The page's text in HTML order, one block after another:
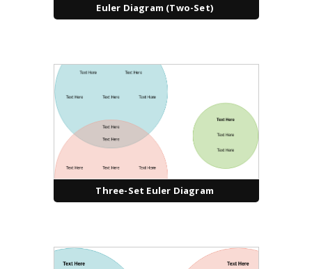
Euler Diagram (Two-Set)
Three-Set Euler Diagram